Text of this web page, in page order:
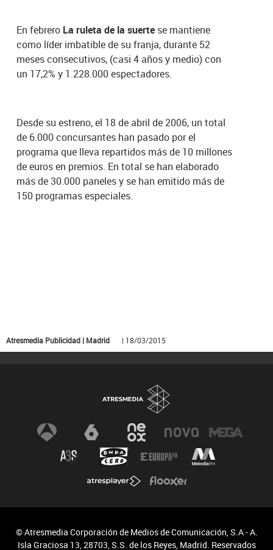
En febrero La ruleta de la suerte se mantiene
como líder imbatible de su franja, durante 52
meses consecutivos, (casi 4 años y medio) con
un 17,2% y 1.228.000 espectadores.
Desde su estreno, el 18 de abril de 2006, un total
de 6.000 concursantes han pasado por el
programa que lleva repartidos más de 10 millones
de euros en premios. En total se han elaborado
más de 30.000 paneles y se han emitido más de
150 programas especiales.
Atresmedia Publicidad | Madrid | 18/03/2015
© Atresmedia Corporación de Medios de Comunicación, S.A - A.
Isla Graciosa 13, 28703, S.S. de los Reyes, Madrid. Reservados